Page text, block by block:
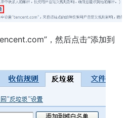
，然后点击“添加到